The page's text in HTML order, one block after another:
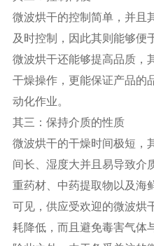
微波烘干的控制简单，并且
及时控制，因此其则能够便
微波烘干还能够提高品质，
干燥操作，更能保证产品的
动化作业。
其三：保持介质的性质
微波烘干的干燥时间极短，
间长、湿度大并且易导致介
重药材、中药提取物以及海
可见，供应受欢迎的微波烘
耗降低，而且避免毒害气体